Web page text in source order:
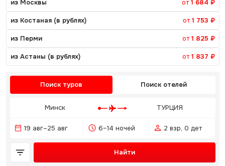
из Москвы от 1 684 ₽
из Костаная (в рублях) от 1 753 ₽
из Перми от 1 825 ₽
из Астаны (в рублях) от 1 837 ₽
Поиск туров Поиск отелей
Минск ТУРЦИЯ
19 авг–25 авг 6–14 ночей 2 взр, 0 дет
Найти